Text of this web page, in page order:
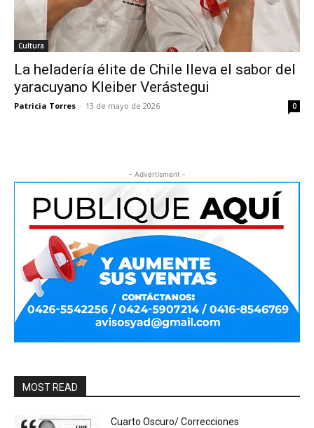
Cultura
La heladería élite de Chile lleva el sabor del
yaracuyano Kleiber Verástegui
Patricia Torres - 13 de mayo de 2026 0
- Advertisment -
MOST READ
Cuarto Oscuro/ Correcciones